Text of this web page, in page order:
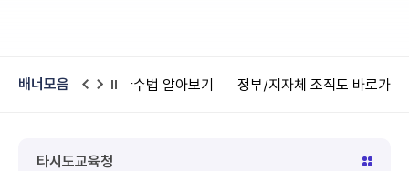
배너모음
터플랫폼 학교안전지원시스템 어린이안전넷 공공데이터 의
타시도교육청